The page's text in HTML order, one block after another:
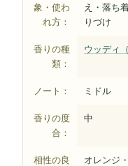
象・使わ
れ方：
え・落ち
りづけ
香りの種
類：
ウッディ
ノート： ミドル
香りの度
合：
中
相性の良
オレンジ